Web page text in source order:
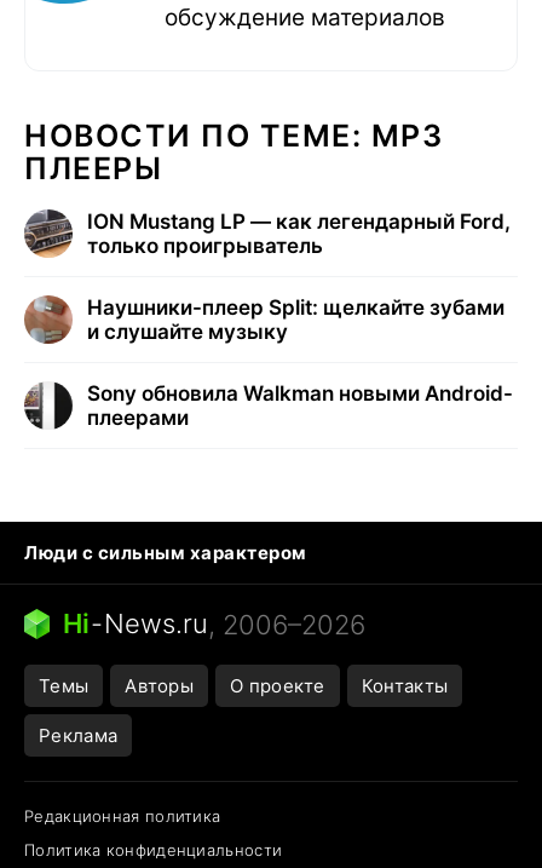
обсуждение материалов
НОВОСТИ ПО ТЕМЕ: MP3
ПЛЕЕРЫ
ION Mustang LP — как легендарный Ford,
только проигрыватель
Наушники-плеер Split: щелкайте зубами
и слушайте музыку
Sony обновила Walkman новыми Android-
плеерами
Люди с сильным характером
Кошка писает на кровать
Тунцы в океанариуме
Ядовитые пауки России
Города в ядерной войне
Открытие в Google Maps
Hi-News.ru, 2006–2026
Темы Авторы О проекте Контакты
Реклама
Редакционная политика
Политика конфиденциальности